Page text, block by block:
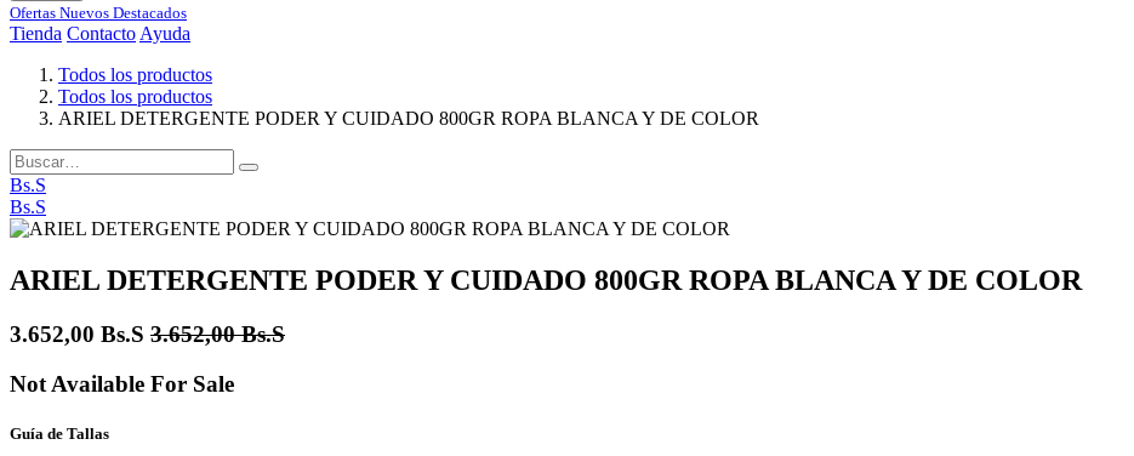
Ofertas Nuevos Destacados
Tienda Contacto Ayuda
Todos los productos
Todos los productos
ARIEL DETERGENTE PODER Y CUIDADO 800GR ROPA BLANCA Y DE COLOR
Bs.S
Bs.S
ARIEL DETERGENTE PODER Y CUIDADO 800GR ROPA BLANCA Y DE COLOR
3.652,00 Bs.S 3.652,00Bs.S
Not Available For Sale
Guía de Tallas